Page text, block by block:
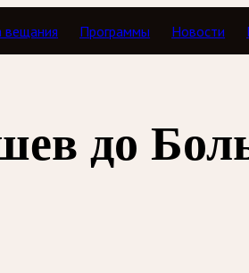
вещания Программы Новости
Оперные страсти
до